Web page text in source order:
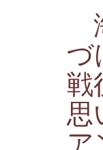
づ
戦
思
ア